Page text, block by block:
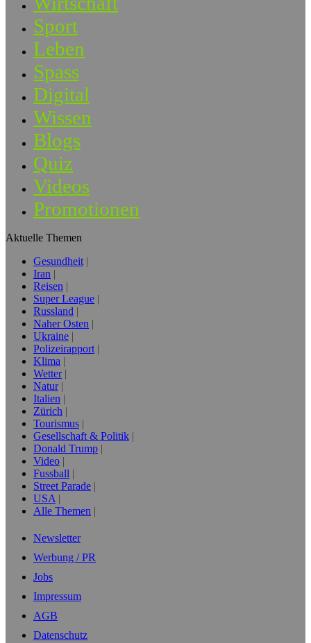
Sport
Leben
Spass
Digital
Wissen
Blogs
Quiz
Videos
Promotionen
Aktuelle Themen
Gesundheit
Iran
Reisen
Super League
Russland
Naher Osten
Ukraine
Polizeirapport
Klima
Wetter
Natur
Italien
Zürich
Tourismus
Gesellschaft & Politik
Donald Trump
Video
Fussball
Street Parade
USA
Alle Themen
Newsletter
Werbung / PR
Jobs
Impressum
AGB
Datenschutz